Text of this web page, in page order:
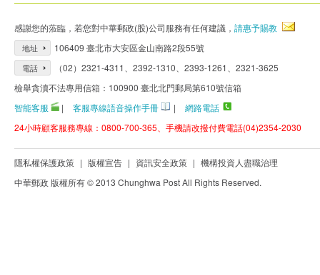
感謝您的蒞臨，若您對中華郵政(股)公司服務有任何建議， 請惠予賜教
地址 106409 臺北市大安區金山南路2段55號
電話
（02）2321-4311、2392-1310、2393-1261、2321-3625
檢舉貪瀆不法專用信箱：100900 臺北北門郵局第610號信箱
智能客服
| 客服專線語音操作手冊 |
網路電話
24小時顧客服務專線：0800-700-365、手機請改撥付費電話(04)2354-2030
隱私權保護政策 | 版權宣告 | 資訊安全政策 | 機構投資人盡職治理
中華郵政 版權所有 © 2013 Chunghwa Post All Rights Reserved.